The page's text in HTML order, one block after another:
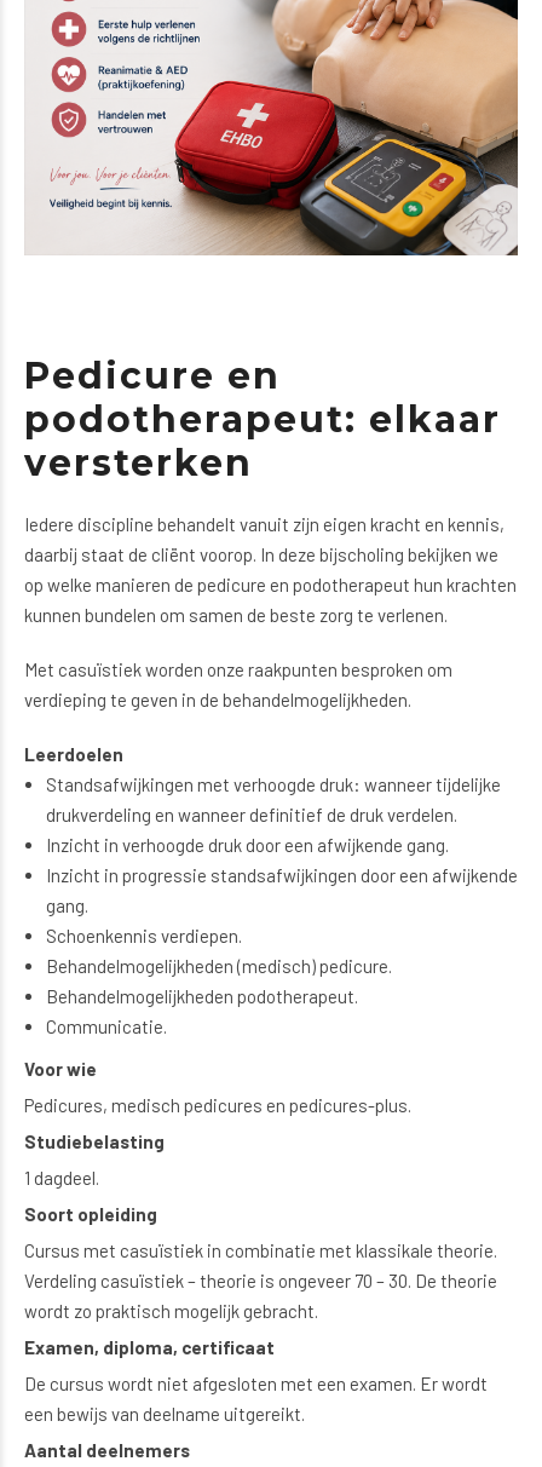
Pedicure en
podotherapeut: elkaar
versterken
Iedere discipline behandelt vanuit zijn eigen kracht en kennis,
daarbij staat de cliënt voorop. In deze bijscholing bekijken we
op welke manieren de pedicure en podotherapeut hun krachten
kunnen bundelen om samen de beste zorg te verlenen.
Met casuïstiek worden onze raakpunten besproken om
verdieping te geven in de behandelmogelijkheden.
Leerdoelen
Standsafwijkingen met verhoogde druk: wanneer tijdelijke
drukverdeling en wanneer definitief de druk verdelen.
Inzicht in verhoogde druk door een afwijkende gang.
Inzicht in progressie standsafwijkingen door een afwijkende
gang.
Schoenkennis verdiepen.
Behandelmogelijkheden (medisch) pedicure.
Behandelmogelijkheden podotherapeut.
Communicatie.
Voor wie
Pedicures, medisch pedicures en pedicures-plus.
Studiebelasting
1 dagdeel.
Soort opleiding
Cursus met casuïstiek in combinatie met klassikale theorie.
Verdeling casuïstiek – theorie is ongeveer 70 – 30. De theorie
wordt zo praktisch mogelijk gebracht.
Examen, diploma, certificaat
De cursus wordt niet afgesloten met een examen. Er wordt
een bewijs van deelname uitgereikt.
Aantal deelnemers